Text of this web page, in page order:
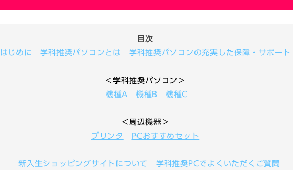
目次
はじめに
学科推奨パソコンとは 学科推奨パソコンの充実した保障・サポート
＜学科推奨パソコン＞
機種A
機種B 機種C
＜周辺機器＞
プリンタ
PCおすすめセット
新入生ショッピングサイトについて
学科推奨PCでよくいただくご質問